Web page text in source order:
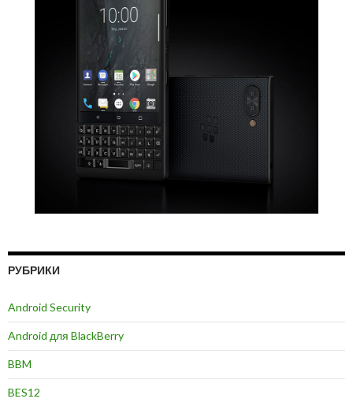
РУБРИКИ
Android Security
Android для BlackBerry
BBM
BES12